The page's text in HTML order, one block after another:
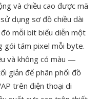
và chiều cao được mã
dụng sơ đồ chiều dài
mỗi bit biểu diễn một
gói tám pixel mỗi byte.
và không có màu —
giản để phân phối đồ
trên điện thoại di